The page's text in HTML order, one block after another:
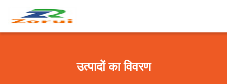
उत्पादों का विवरण